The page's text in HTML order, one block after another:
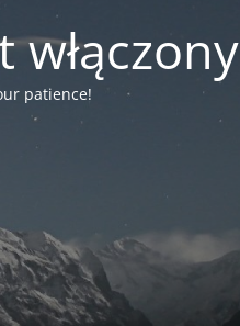
patience!